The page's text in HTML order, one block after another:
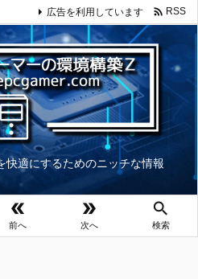
快適にするためのニッチな情報

前へ

次へ

検索
広告を利用しています  RSS